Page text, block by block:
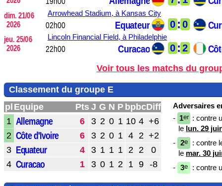
dim. 21/06
2026
Arrowhead Stadium, à Kansas City
02h00 Equateur 0:0
jeu. 25/06
2026
Lincoln Financial Field, à Philadelphie
22h00 Curacao 0:2
Voir tous les matchs du
Classement du groupe E
pl Equipe Pts J G N P bp bcDiff
1 Allemagne 6 3 2 0 1 10 4 +6
2 Côte d'Ivoire 6 3 2 0 1 4 2 +2
3 Equateur 4 3 1 1 1 2 2
0
4 Curacao 1 3 0 1 2 1 9 -8
Adversaires
- 1er : contre
le lun. 29
- 2e
: contre
le mar. 30
- 3e : contre